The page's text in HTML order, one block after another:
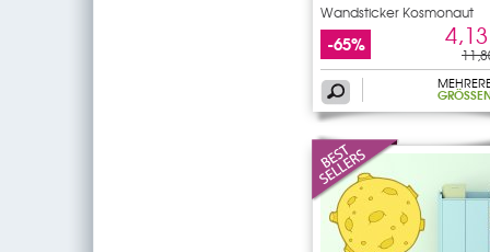
Wandsticker Kosmonaut
-65%
GRÖSSEN